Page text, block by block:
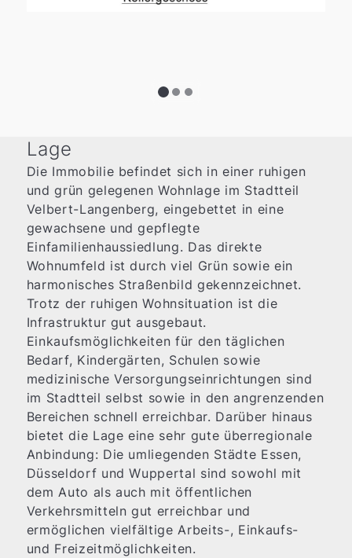
Lage
Die Immobilie befindet sich in einer ruhigen
und grün gelegenen Wohnlage im Stadtteil
Velbert-Langenberg, eingebettet in eine
gewachsene und gepflegte
Einfamilienhaussiedlung. Das direkte
Wohnumfeld ist durch viel Grün sowie ein
harmonisches Straßenbild gekennzeichnet.
Trotz der ruhigen Wohnsituation ist die
Infrastruktur gut ausgebaut.
Einkaufsmöglichkeiten für den täglichen
Bedarf, Kindergärten, Schulen sowie
medizinische Versorgungseinrichtungen sind
im Stadtteil selbst sowie in den angrenzenden
Bereichen schnell erreichbar. Darüber hinaus
bietet die Lage eine sehr gute überregionale
Anbindung: Die umliegenden Städte Essen,
Düsseldorf und Wuppertal sind sowohl mit
dem Auto als auch mit öffentlichen
Verkehrsmitteln gut erreichbar und
ermöglichen vielfältige Arbeits-, Einkaufs-
und Freizeitmöglichkeiten.